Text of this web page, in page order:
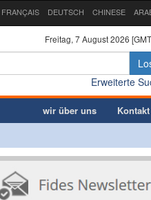
FRANÇAIS DEUTSCH CHINESE
Freitag, 7 August 2026
Erweiterte
wir über uns Kontakt